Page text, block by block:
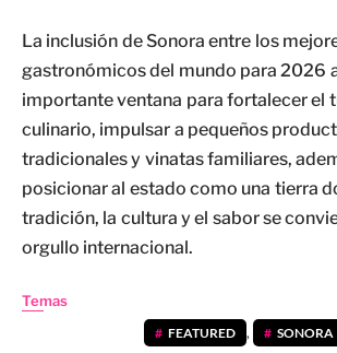
La inclusión de Sonora entre los
gastronómicos del mundo para 2026
importante ventana para fortalecer el
culinario, impulsar a pequeños
tradicionales y vinatas familiares,
posicionar al estado como una tierra
tradición, la cultura y el sabor se
orgullo internacional.
Temas
FEATURED , SONORA